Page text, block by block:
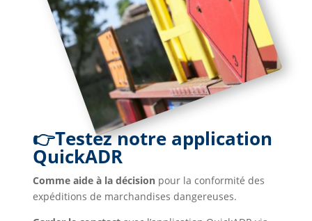
👉Testez notre application
QuickADR
Comme aide à la décisionpour la conformité des
expéditions de marchandises dangereuses.